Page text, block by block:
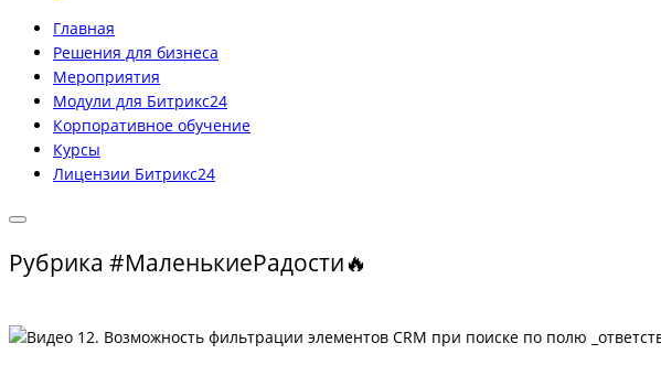
Главная
Решения для бизнеса
Мероприятия
Модули для Битрикс24
Корпоративное обучение
Курсы
Лицензии Битрикс24
Рубрика #МаленькиеРадости🔥